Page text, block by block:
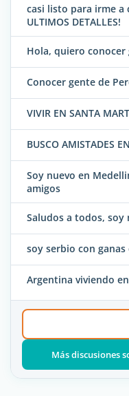
casi listo para irme a
ULTIMOS DETALLES!
Hola, quiero
Conocer gente de
VIVIR EN SANTA
BUSCO AMISTADES
Soy nuevo en
amigos
Saludos a todos, soy
soy serbio con
Argentina viviendo
Más discusiones